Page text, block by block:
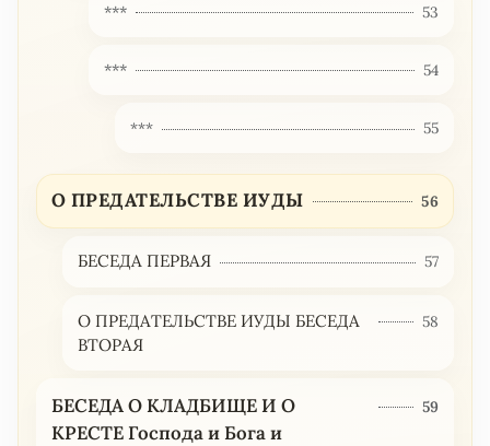
*** 53
*** 54
*** 55
О ПРЕДАТЕЛЬСТВЕ ИУДЫ 56
БЕСЕДА ПЕРВАЯ 57
О ПРЕДАТЕЛЬСТВЕ ИУДЫ БЕСЕДА
ВТОРАЯ
58
БЕСЕДА О КЛАДБИЩЕ И О
КРЕСТЕ Господа и Бога и
59